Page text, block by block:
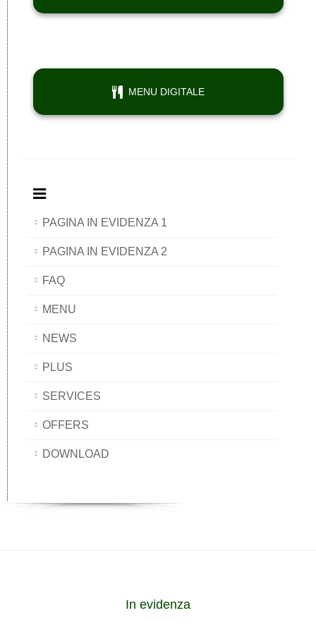
MENU DIGITALE
PAGINA IN EVIDENZA 1
PAGINA IN EVIDENZA 2
FAQ
MENU
NEWS
PLUS
SERVICES
OFFERS
DOWNLOAD
In evidenza